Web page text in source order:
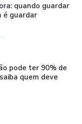
quando guardar
é guardar
pode ter 90% de
quem deve